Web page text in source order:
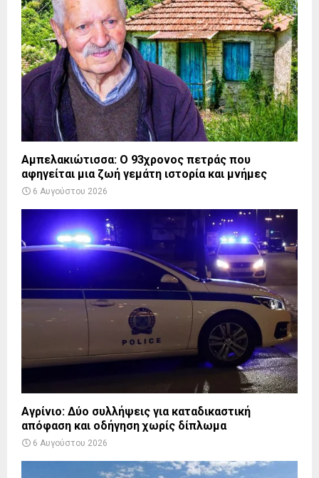
Αμπελακιώτισσα: Ο 93χρονος πετράς που
αφηγείται μια ζωή γεμάτη ιστορία και μνήμες
6 Αυγούστου 2026
Αγρίνιο: Δύο συλλήψεις για καταδικαστική
απόφαση και οδήγηση χωρίς δίπλωμα
6 Αυγούστου 2026